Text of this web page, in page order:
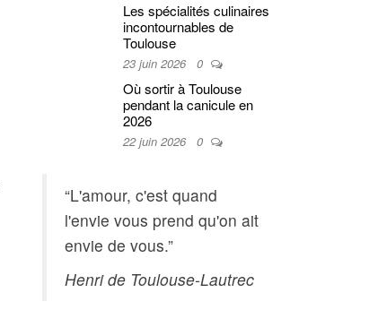
Les spécialités culinaires
incontournables de
Toulouse
23 juin 2026 0
Où sortir à Toulouse
pendant la canicule en
2026
22 juin 2026 0
“L'amour, c'est quand
l'envie vous prend qu'on ait
envie de vous.”
Henri de Toulouse-Lautrec